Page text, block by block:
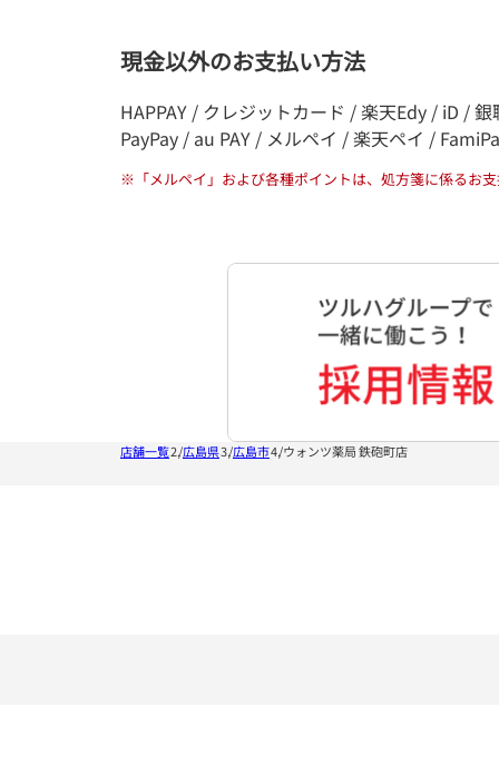
現金以外のお支払い方法
HAPPAY / クレジットカード / 楽天Edy / iD /
PayPay / au PAY / メルペイ / 楽天ペイ /
※ 「メルペイ」および各種ポイントは、処方箋に係るお
店舗一覧 広島県 広島市 ウォンツ薬局 鉄砲町店